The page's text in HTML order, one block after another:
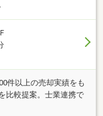
件以上の売却実績をも
比較提案。士業連携で
ニティエステート】で